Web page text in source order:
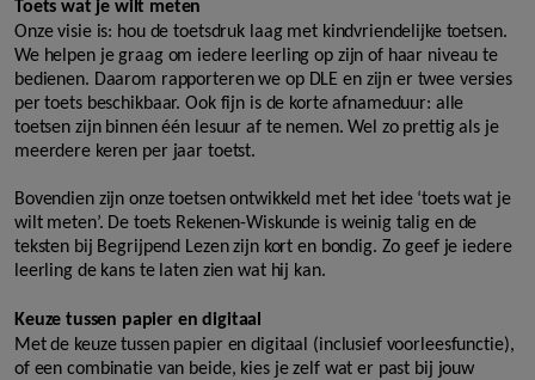
Toets wat je wilt meten
Onze visie is: hou de toetsdruk laag met kindvriendelijke toetsen.
We helpen je graag om iedere leerling op zijn of haar niveau te
bedienen. Daarom rapporteren we op DLE en zijn er twee versies
per toets beschikbaar. Ook fijn is de korte afnameduur: alle
toetsen zijn binnen één lesuur af te nemen. Wel zo prettig als je
meerdere keren per jaar toetst.
Bovendien zijn onze toetsen ontwikkeld met het idee ‘toets wat je
wilt meten’. De toets Rekenen-Wiskunde is weinig talig en de
teksten bij Begrijpend Lezen zijn kort en bondig. Zo geef je iedere
leerling de kans te laten zien wat hij kan.
Keuze tussen papier en digitaal
Met de keuze tussen papier en digitaal (inclusief voorleesfunctie),
of een combinatie van beide, kies je zelf wat er past bij jouw